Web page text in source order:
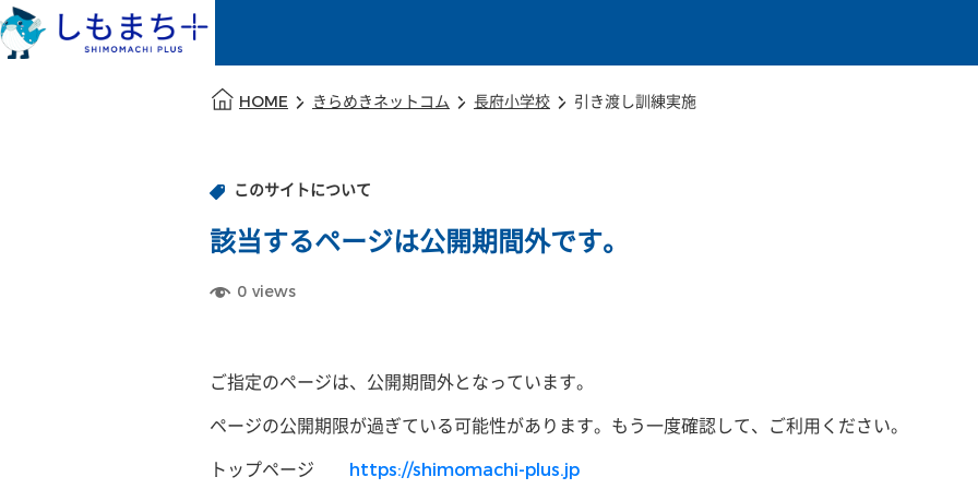
HOME きらめきネットコム 長府小学校 引き渡し訓練実施
このサイトについて
該当するページは公開期間外です。
0 views
ご指定のページは、公開期間外となっています。
ページの公開期限が過ぎている可能性があります。もう一度確認して、ご利用ください。
トップページ
https://shimomachi-plus.jp